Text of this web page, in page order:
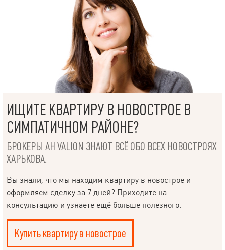
ИЩИТЕ КВАРТИРУ В НОВОСТРОЕ В
СИМПАТИЧНОМ РАЙОНЕ?
БРОКЕРЫ АН VALION ЗНАЮТ ВСЁ ОБО ВСЕХ НОВОСТРОЯХ
ХАРЬКОВА.
Вы знали, что мы находим квартиру в новострое и
оформляем сделку за 7 дней? Приходите на
консультацию и узнаете ещё больше полезного.
Купить квартиру в новострое